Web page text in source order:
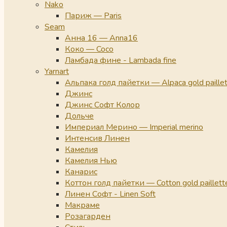
Nako
Париж — Paris
Seam
Анна 16 — Anna16
Коко — Coco
Ламбада фине - Lambada fine
Yarnart
Альпака голд пайетки — Alpaca gold
Джинс
Джинс Софт Колор
Дольче
Империал Мерино — Imperial merino
Интенсив Линен
Камелия
Камелия Нью
Канарис
Коттон голд пайетки — Cotton gold
Линен Софт - Linen Soft
Макраме
Розагарден